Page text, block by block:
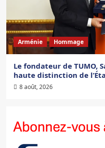
Arménie Hommage
Le fondateur de TUMO,
haute distinction de
8 août, 2026